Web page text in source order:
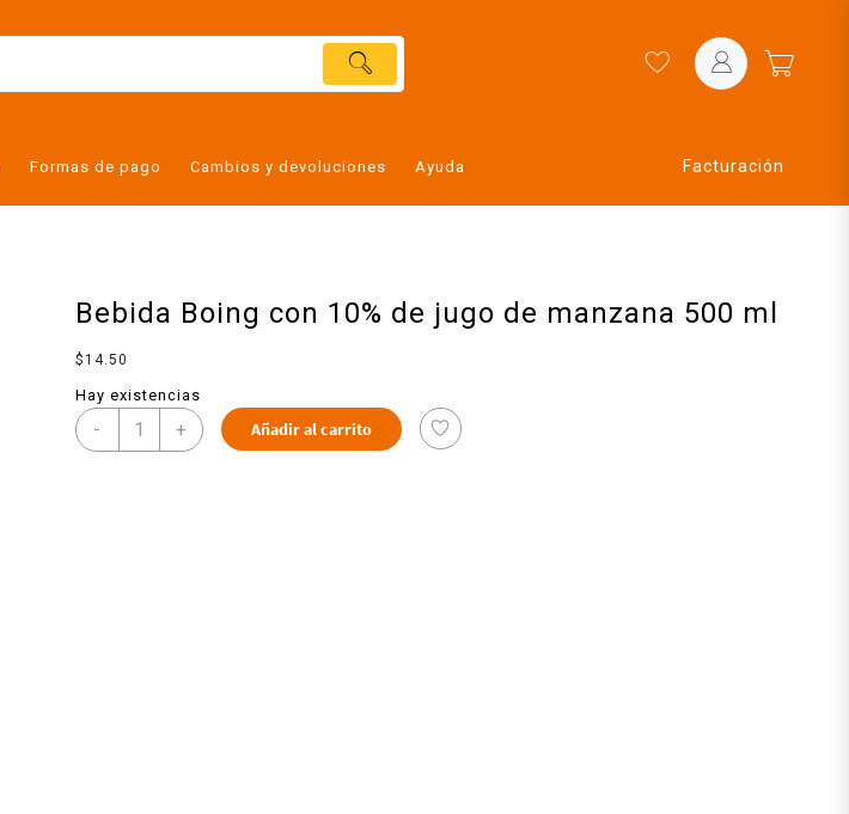
Formas de pago Cambios y devoluciones Ayuda Facturación
Bebida Boing con 10% de jugo de manzana 500 ml
$ 14.50
Hay existencias
- + Añadir al carrito